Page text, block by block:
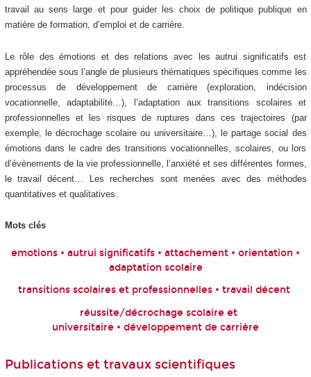
travail au sens large et pour guider les choix de politique publique en
matière de formation, d’emploi et de carrière.
Le rôle des émotions et des relations avec les autrui significatifs est
appréhendée sous l’angle de plusieurs thématiques spécifiques comme les
processus de développement de carrière (exploration, indécision
vocationnelle, adaptabilité…), l’adaptation aux transitions scolaires et
professionnelles et les risques de ruptures dans ces trajectoires (par
exemple, le décrochage scolaire ou universitaire…), le partage social des
émotions dans le cadre des transitions vocationnelles, scolaires, ou lors
d’évènements de la vie professionnelle, l’anxiété et ses différentes formes,
le travail décent… Les recherches sont menées avec des méthodes
quantitatives et qualitatives.
Mots clés
emotions • autrui significatifs • attachement • orientation •
adaptation scolaire
transitions scolaires et professionnelles • travail décent
réussite/décrochage scolaire et
universitaire • développement de carrière
Publications et travaux scientifiques